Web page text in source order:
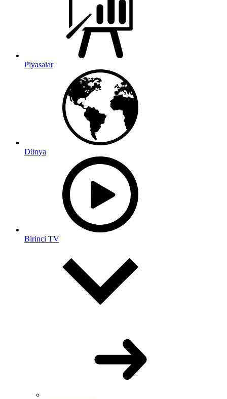
Piyasalar
Dünya
Birinci TV